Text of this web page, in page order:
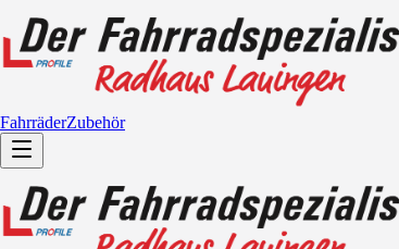
FahrräderZubehör